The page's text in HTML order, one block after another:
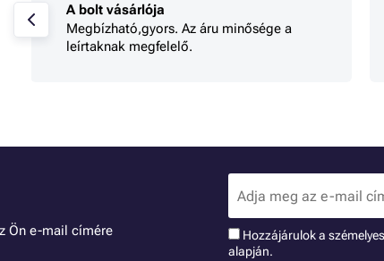
A bolt vásárlója
Megbízható,gyors. Az áru minősége a
leírtaknak megfelelő.
Ön e-mail címére Hozzájárulok a
alapján.